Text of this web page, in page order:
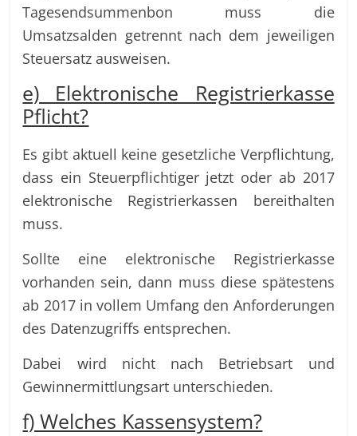
Tagesendsummenbon muss die
Umsatzsalden getrennt nach dem jeweiligen
Steuersatz ausweisen.
e) Elektronische Registrierkasse
Pflicht?
Es gibt aktuell keine gesetzliche Verpflichtung,
dass ein Steuerpflichtiger jetzt oder ab 2017
elektronische Registrierkassen bereithalten
muss.
Sollte eine elektronische Registrierkasse
vorhanden sein, dann muss diese spätestens
ab 2017 in vollem Umfang den Anforderungen
des Datenzugriffs entsprechen.
Dabei wird nicht nach Betriebsart und
Gewinnermittlungsart unterschieden.
f) Welches Kassensystem?